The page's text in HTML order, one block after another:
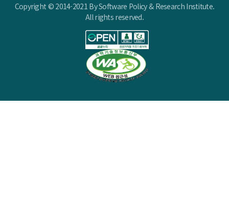
Copyright © 2014-2021 By Software Policy & Research Institute.
All rights reserved.